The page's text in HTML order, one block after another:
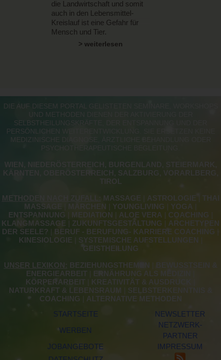
die Landwirtschaft und somit
auch in den Lebensmittel-
Kreislauf ist eine Gefahr für
Mensch und Tier.
> weiterlesen
DIE AUF DIESEM PORTAL GELISTETEN SEMINARE, WORKSHOPS
UND METHODEN DIENEN DER AKTIVIERUNG DER
SELBSTHEILUNGSKRÄFTE, DER ENTSPANNUNG UND DER
PERSÖNLICHEN WEITERENTWICKLUNG. SIE ERSETZEN KEINE
MEDIZINISCHE DIAGNOSE, ÄRZTLICHE BEHANDLUNG ODER
KÄRNTEN, OBERÖSTERREICH, SALZBURG, VORARLBERG,
METHODEN NACH ZUFALL:
MASSAGE ASTROLOGIE
THAI
MÄRCHEN YOUNGLIVING YOGA
ENTSPANNUNG
MEDIATION ALOE VERA COACHING
KLANGMASSAGE
ZUKUNFTSGESTALTUNG
ARCHETYPEN
DER SEELE?
BERUF - BERUFUNG- KARRIERE COACHING
KINESIOLOGIE
SYSTEMISCHE AUFSTELLUNGEN
GEISTHEILUNG
UNSER LEXIKON: BEZIEHUNGSTHEMEN
BEWUSSTSEIN &
ENERGIEARBEIT
ERNÄHRUNG ALS MEDIZIN
KÖRPERARBEIT
KREATIVITÄT & AUSDRUCK
NATURKRAFT & LEBENSRAUM
SELBSTERKENNTNIS &
COACHING
ALTERNATIVE METHODEN
STARTSEITE
NEWSLETTER
WERBEN
NETZWERK-
PARTNER
JOBANGEBOTE
IMPRESSUM